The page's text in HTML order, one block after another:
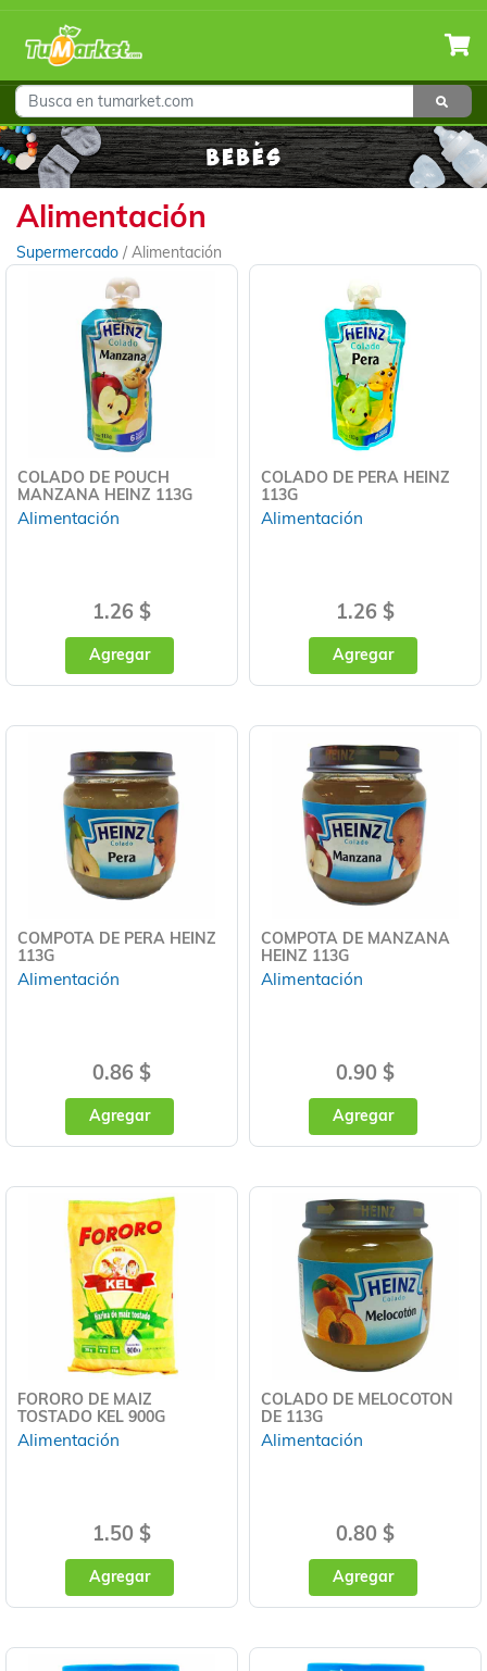
Alimentación
Supermercado /Alimentación
COLADO DE POUCH
MANZANA HEINZ 113G
Alimentación
1.26 $
Agregar
COLADO DE PERA HEINZ
113G
Alimentación
1.26 $
Agregar
COMPOTA DE PERA HEINZ
113G
Alimentación
0.86 $
Agregar
COMPOTA DE MANZANA
HEINZ 113G
Alimentación
0.90 $
Agregar
FORORO DE MAIZ
TOSTADO KEL 900G
Alimentación
1.50 $
Agregar
COLADO DE MELOCOTON
DE 113G
Alimentación
0.80 $
Agregar